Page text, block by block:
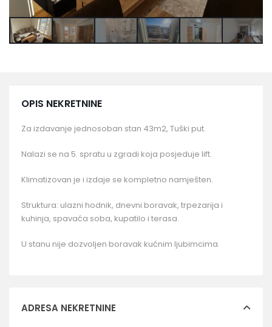
OPIS NEKRETNINE
Za izdavanje jednosoban stan 43m2, Tuški put.
Nalazi se na 5. spratu u zgradi koja posjeduje lift.
Klimatizovan je i izdaje se kompletno namješten.
Struktura: ulazni hodnik, dnevni boravak, trpezarija i
kuhinja, spavaća soba, kupatilo i terasa.
U stanu nije dozvoljen boravak kućnim ljubimcima.
ADRESA NEKRETNINE